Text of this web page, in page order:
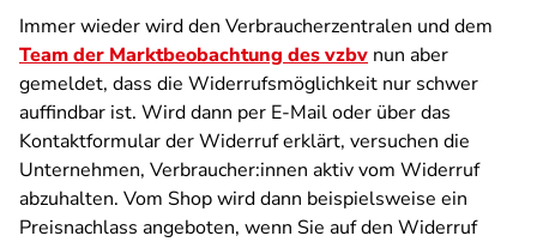
Immer wieder wird den Verbraucherzentralen und dem
Team der Marktbeobachtung des vzbv nun aber
gemeldet, dass die Widerrufsmöglichkeit nur schwer
auffindbar ist. Wird dann per E-Mail oder über das
Kontaktformular der Widerruf erklärt, versuchen die
Unternehmen, Verbraucher:innen aktiv vom Widerruf
abzuhalten. Vom Shop wird dann beispielsweise ein
Preisnachlass angeboten, wenn Sie auf den Widerruf